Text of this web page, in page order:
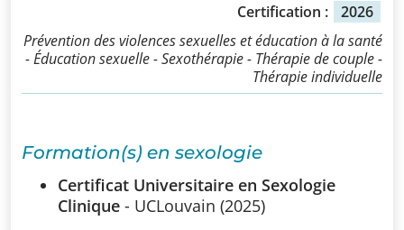
sommes-
nous?
Historique
La
sexologie
Certification :
2026
Prévention des violences sexuelles et éducation à la santé
- Éducation sexuelle - Sexothérapie - Thérapie de couple -
Thérapie individuelle
Formation(s) en sexologie
Certificat Universitaire en Sexologie
Clinique - UCLouvain (2025)